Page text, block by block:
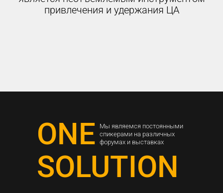
ONE
SOLUTION
Мы являемся постоянными
спикерами на различных
форумах и выставках